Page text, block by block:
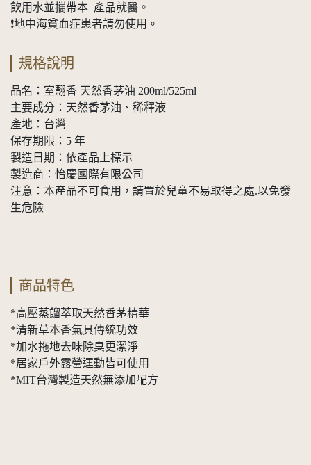
飲用水並攜帶本 產品就醫。
❗地中海貧血症患者請勿使用。
規格說明
品名：室翲香 天然香茅油 200ml/525ml
主要成分：天然香茅油、稀釋液
產地：台灣
保存期限：5 年
製造日期：依產品上標示
製造商：怡慶國際有限公司
注意：本產品不可食用，請置於兒童不易取得之處.以免發
生危險
商品特色
*高壓蒸餾萃取天然香茅精華
*清新草本香氣具傳統功效
*加水拖地去味除臭更潔淨
*居家戶外露營運動皆可使用
*MIT台灣製造天然無添加配方